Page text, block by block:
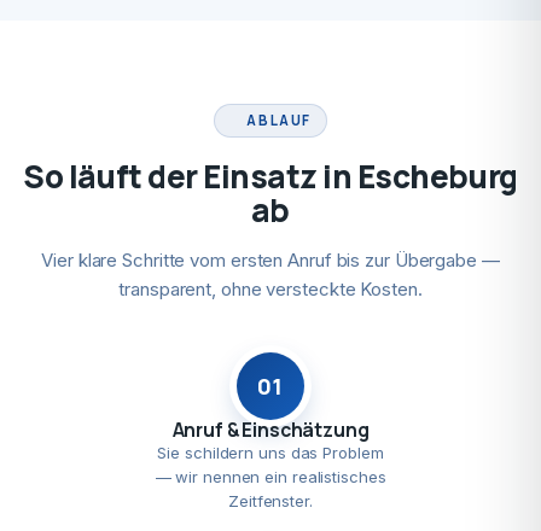
ABLAUF
So läuft der Einsatz in Escheburg
ab
Vier klare Schritte vom ersten Anruf bis zur Übergabe —
transparent, ohne versteckte Kosten.
01
Anruf & Einschätzung
Sie schildern uns das Problem
— wir nennen ein realistisches
Zeitfenster.